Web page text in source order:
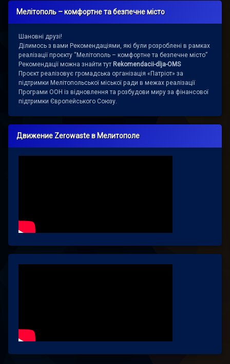
Мелітополь – комфортне та безпечне місто
Шановні друзі!
Ділимось з вами Рекомендаціями, які були розроблені в рамках
реалізації проєкту “Мелітополь – комфортне та безпечне місто”
Рекомендації можна знайти тут Rekomendacii-dlja-OMS
Проєкт реалізовує громадська організація «Патріот» за
підтримки Мелітопольської міської ради в межах реалізації
Програми ООН із відновлення та розбудови миру за фінансової
підтримки Європейського Союзу.
Движение Zerowaste в Мелитополе